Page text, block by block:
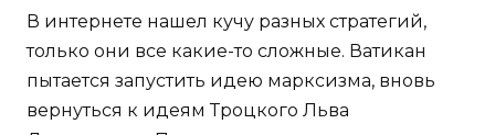
В интернете нашел кучу разных стратегий,
только они все какие-то сложные. Ватикан
пытается запустить идею марксизма, вновь
вернуться к идеям Троцкого Льва